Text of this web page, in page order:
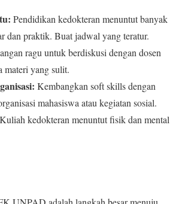
Pendidikan kedokteran menuntut banyak
dan praktik. Buat jadwal yang teratur.
ragu untuk berdiskusi dengan dosen
materi yang sulit.
Kembangkan soft skills dengan
mahasiswa atau kegiatan sosial.
Kuliah kedokteran menuntut fisik dan mental